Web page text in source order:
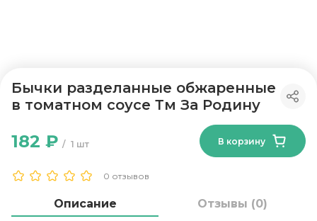
Бычки разделанные обжаренные
в томатном соусе Тм За Родину
0 отзывов
1 шт
182 ₽ В корзину
Описание Отзывы (0)